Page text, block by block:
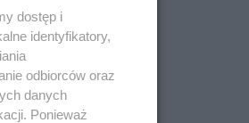
dostęp i
identyfikatory,
odbiorców oraz
danych
Ponieważ